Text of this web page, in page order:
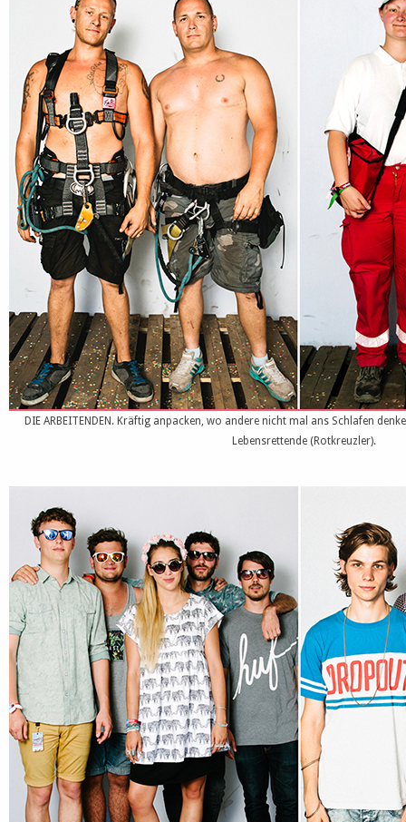
DIE ARBEITENDEN. Kräftig anpacken, wo andere nicht mal ans Schlafen
Lebensrettende (Rotkreuzler).